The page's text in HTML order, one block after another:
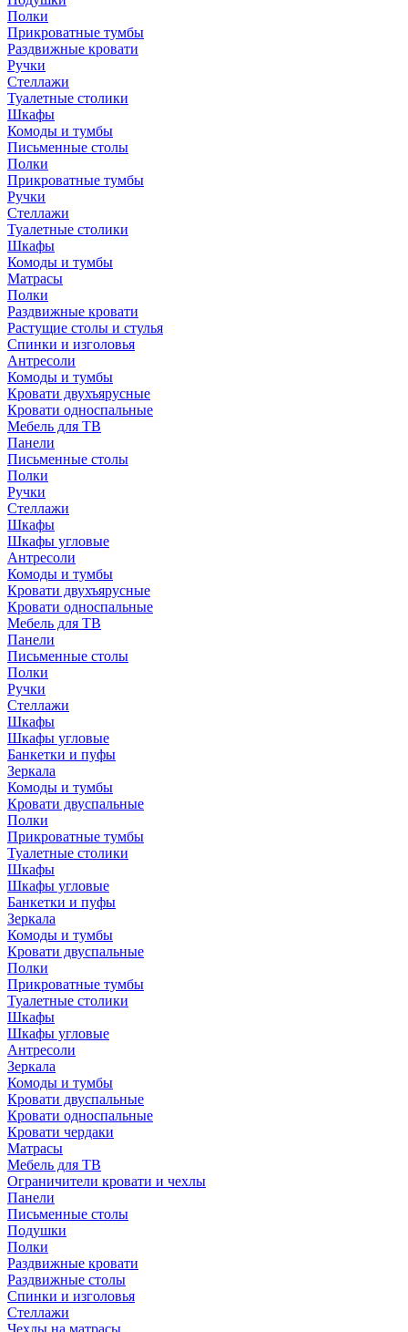
Полки
Прикроватные тумбы
Раздвижные кровати
Ручки
Стеллажи
Туалетные столики
Шкафы
Комоды и тумбы
Письменные столы
Полки
Прикроватные тумбы
Ручки
Стеллажи
Туалетные столики
Шкафы
Комоды и тумбы
Матрасы
Полки
Раздвижные кровати
Растущие столы и стулья
Спинки и изголовья
Антресоли
Комоды и тумбы
Кровати двухъярусные
Кровати односпальные
Мебель для ТВ
Панели
Письменные столы
Полки
Ручки
Стеллажи
Шкафы
Шкафы угловые
Антресоли
Комоды и тумбы
Кровати двухъярусные
Кровати односпальные
Мебель для ТВ
Панели
Письменные столы
Полки
Ручки
Стеллажи
Шкафы
Шкафы угловые
Банкетки и пуфы
Зеркала
Комоды и тумбы
Кровати двуспальные
Полки
Прикроватные тумбы
Туалетные столики
Шкафы
Шкафы угловые
Банкетки и пуфы
Зеркала
Комоды и тумбы
Кровати двуспальные
Полки
Прикроватные тумбы
Туалетные столики
Шкафы
Шкафы угловые
Антресоли
Зеркала
Комоды и тумбы
Кровати двуспальные
Кровати односпальные
Кровати чердаки
Матрасы
Мебель для ТВ
Ограничители кровати и чехлы
Панели
Письменные столы
Подушки
Полки
Раздвижные кровати
Раздвижные столы
Спинки и изголовья
Стеллажи
Чехлы на матрасы